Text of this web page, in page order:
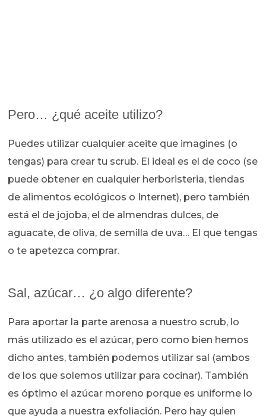
Pero… ¿qué aceite utilizo?
Puedes utilizar cualquier aceite que imagines (o
tengas) para crear tu scrub. El ideal es el de coco (se
puede obtener en cualquier herboristeria, tiendas
de alimentos ecológicos o Internet), pero también
está el de jojoba, el de almendras dulces, de
aguacate, de oliva, de semilla de uva… El que tengas
o te apetezca comprar.
Sal, azúcar… ¿o algo diferente?
Para aportar la parte arenosa a nuestro scrub, lo
más utilizado es el azúcar, pero como bien hemos
dicho antes, también podemos utilizar sal (ambos
de los que solemos utilizar para cocinar). También
es óptimo el azúcar moreno porque es uniforme lo
que ayuda a nuestra exfoliación. Pero hay quien